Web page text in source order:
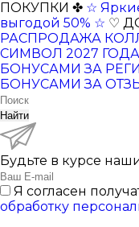
ПОКУПКИ ✤ ☆
выгодой 50% ☆ ♡
РАСПРОДАЖА
СИМВОЛ 2027
БОНУСАМИ ЗА
БОНУСАМИ ЗА
Найти
Будьте в курсе
Я согласен
обработку